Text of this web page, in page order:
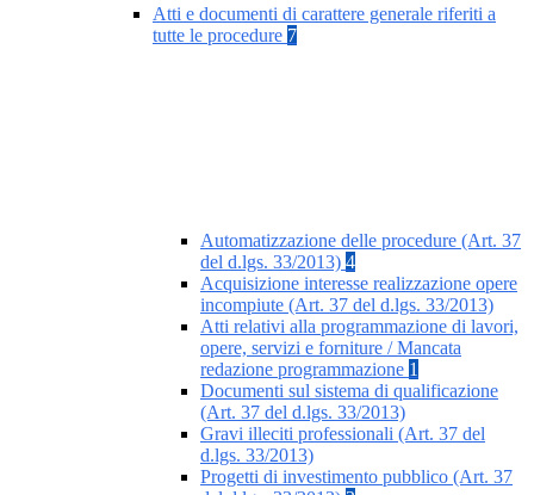
Atti e documenti di carattere generale riferiti a
tutte le procedure 7
Automatizzazione delle procedure (Art. 37
del d.lgs. 33/2013) 4
Acquisizione interesse realizzazione opere
incompiute (Art. 37 del d.lgs. 33/2013)
Atti relativi alla programmazione di lavori,
opere, servizi e forniture / Mancata
redazione programmazione 1
Documenti sul sistema di qualificazione
(Art. 37 del d.lgs. 33/2013)
Gravi illeciti professionali (Art. 37 del
d.lgs. 33/2013)
Progetti di investimento pubblico (Art. 37